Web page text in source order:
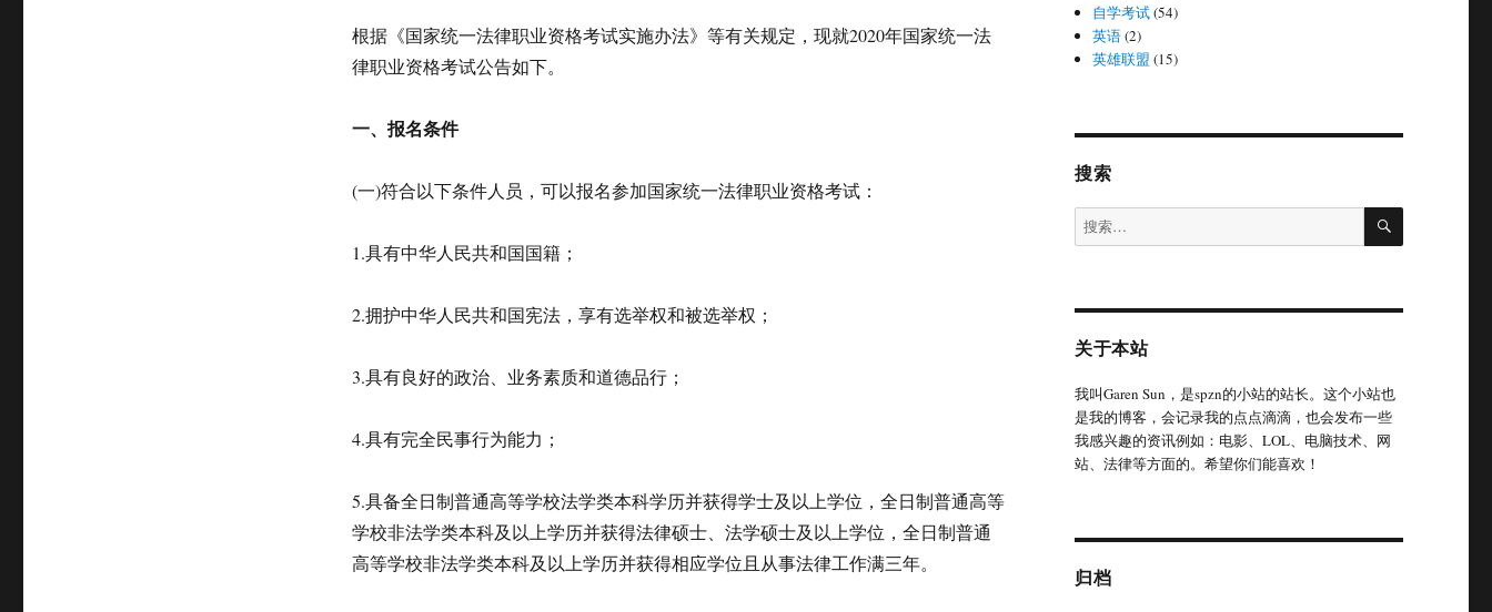
根据《国家统一法律职业资格考试实施办法》等有关规定，现就2020年国家统一法
律职业资格考试公告如下。
一、报名条件
(一)符合以下条件人员，可以报名参加国家统一法律职业资格考试：
1.具有中华人民共和国国籍；
2.拥护中华人民共和国宪法，享有选举权和被选举权；
3.具有良好的政治、业务素质和道德品行；
4.具有完全民事行为能力；
5.具备全日制普通高等学校法学类本科学历并获得学士及以上学位，全日制普通高等
学校非法学类本科及以上学历并获得法律硕士、法学硕士及以上学位，全日制普通
高等学校非法学类本科及以上学历并获得相应学位且从事法律工作满三年。
自学考试(54)
英语(2)
英雄联盟 (15)
搜索
搜
索：
搜
关于本站
我叫Garen Sun，是spzn的小站的站长。这个小站也
是我的博客，会记录我的点点滴滴，也会发布一些
我感兴趣的资讯例如：电影、LOL、电脑技术、网
站、法律等方面的。希望你们能喜欢！
归档